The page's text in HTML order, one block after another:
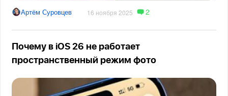
Артём Суровцев 16 ноября 2025 2
Почему в iOS 26 не работает
пространственный режим фото